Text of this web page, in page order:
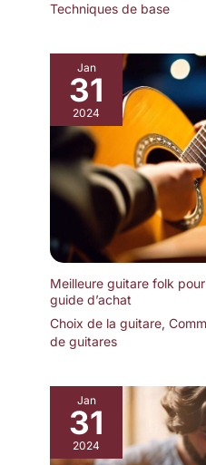
Techniques de base
Jan
31
2024
Meilleure guitare folk
guide d’achat
Choix de la guitare,
de guitares
Jan
31
2024